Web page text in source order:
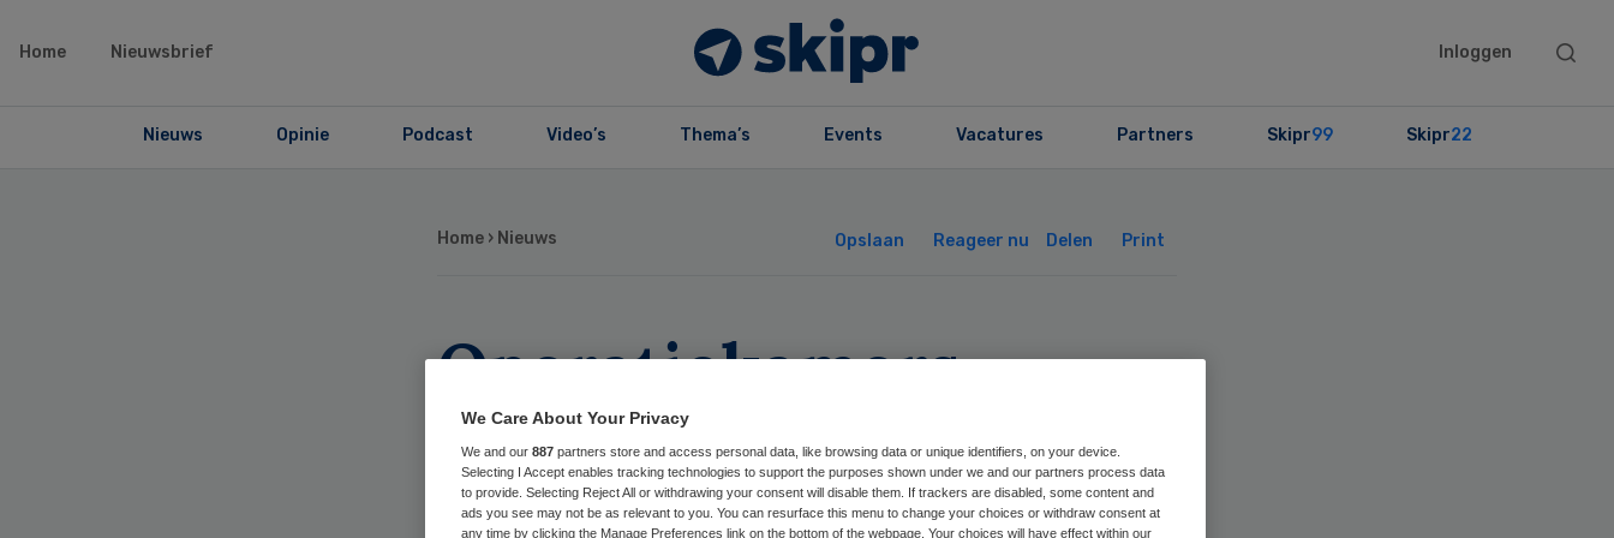
Home Nieuwsbrief Inloggen
Search
Nieuws Opinie Podcast Video’s Thema’s Events Vacatures Partners Skipr99 Skipr22
Home › Nieuws Opslaan Reageer nu Delen Print
Operatiekamers
Oosterhout dicht door
lekkage
We Care About Your Privacy
We and our 887 partners store and access personal data, like browsing data or unique identifiers, on your device.
Selecting I Accept enables tracking technologies to support the purposes shown under we and our partners process data
to provide. Selecting Reject All or withdrawing your consent will disable them. If trackers are disabled, some content and
ads you see may not be as relevant to you. You can resurface this menu to change your choices or withdraw consent at
any time by clicking the Manage Preferences link on the bottom of the webpage. Your choices will have effect within our